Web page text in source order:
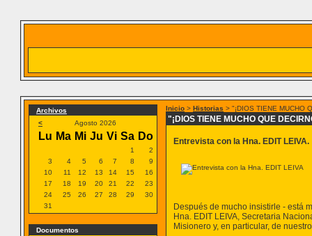
Archivos
<
Agosto 2026
Lu Ma Mi Ju Vi Sa Do
1
2
3
4 5 6 7 8
9
10
11 12 13 14 15
16
17
18 19 20 21 22
23
24
25 26 27 28 29
30
31
Documentos
Inicio > Historias > "¡DIOS TIENE MUCHO
"¡DIOS TIENE MUCHO QUE
Entrevista con la Hna. EDIT LEIVA.
Después de mucho insistirle - está
Hna. EDIT LEIVA, Secretaria
Misionero y, en particular, de